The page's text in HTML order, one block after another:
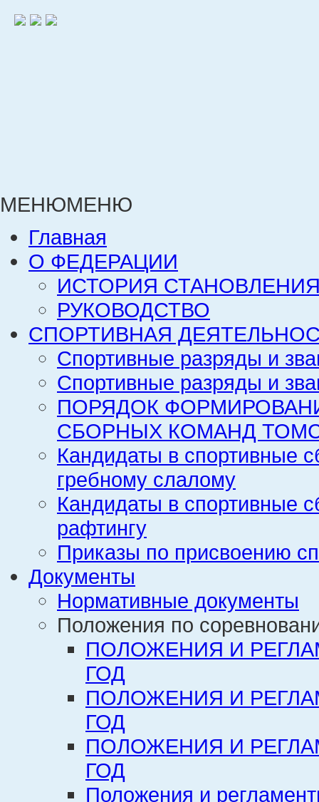
МЕНЮМЕНЮ
Главная
О ФЕДЕРАЦИИ
ИСТОРИЯ
РУКОВОДСТВО
СПОРТИВНАЯ
Спортивные разряды и
Спортивные разряды и
ПОРЯДОК
СБОРНЫХ КОМАНД
Кандидаты в спортивные
гребному слалому
Кандидаты в спортивные
рафтингу
Приказы по присвоению
Документы
Нормативные документы
Положения по
ПОЛОЖЕНИЯ И
ГОД
ПОЛОЖЕНИЯ И
ГОД
ПОЛОЖЕНИЯ И
ГОД
Положения и